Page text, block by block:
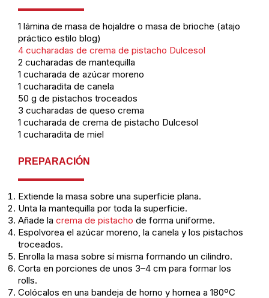
1 lámina de masa de hojaldre o masa de brioche (atajo
práctico estilo blog)
4 cucharadas de crema de pistacho Dulcesol
2 cucharadas de mantequilla
1 cucharada de azúcar moreno
1 cucharadita de canela
50 g de pistachos troceados
3 cucharadas de queso crema
1 cucharada de crema de pistacho Dulcesol
1 cucharadita de miel
PREPARACIÓN
Extiende la masa sobre una superficie plana.
Unta la mantequilla por toda la superficie.
Añade la crema de pistacho de forma uniforme.
Espolvorea el azúcar moreno, la canela y los pistachos
troceados.
Enrolla la masa sobre sí misma formando un cilindro.
Corta en porciones de unos 3–4 cm para formar los
rolls.
Colócalos en una bandeja de horno y hornea a 180ºC